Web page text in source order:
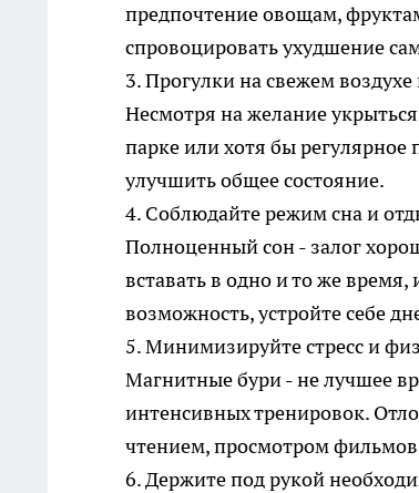
предпочтение овощам,
спровоцировать ухудшение
3. Прогулки на свежем
Несмотря на желание
парке или хотя бы регулярное
улучшить общее состояние.
4. Соблюдайте режим сна и
Полноценный сон - залог
вставать в одно и то же
возможность, устройте себе
5. Минимизируйте стресс и
Магнитные бури - не лучшее
интенсивных тренировок.
чтением, просмотром
6. Держите под рукой